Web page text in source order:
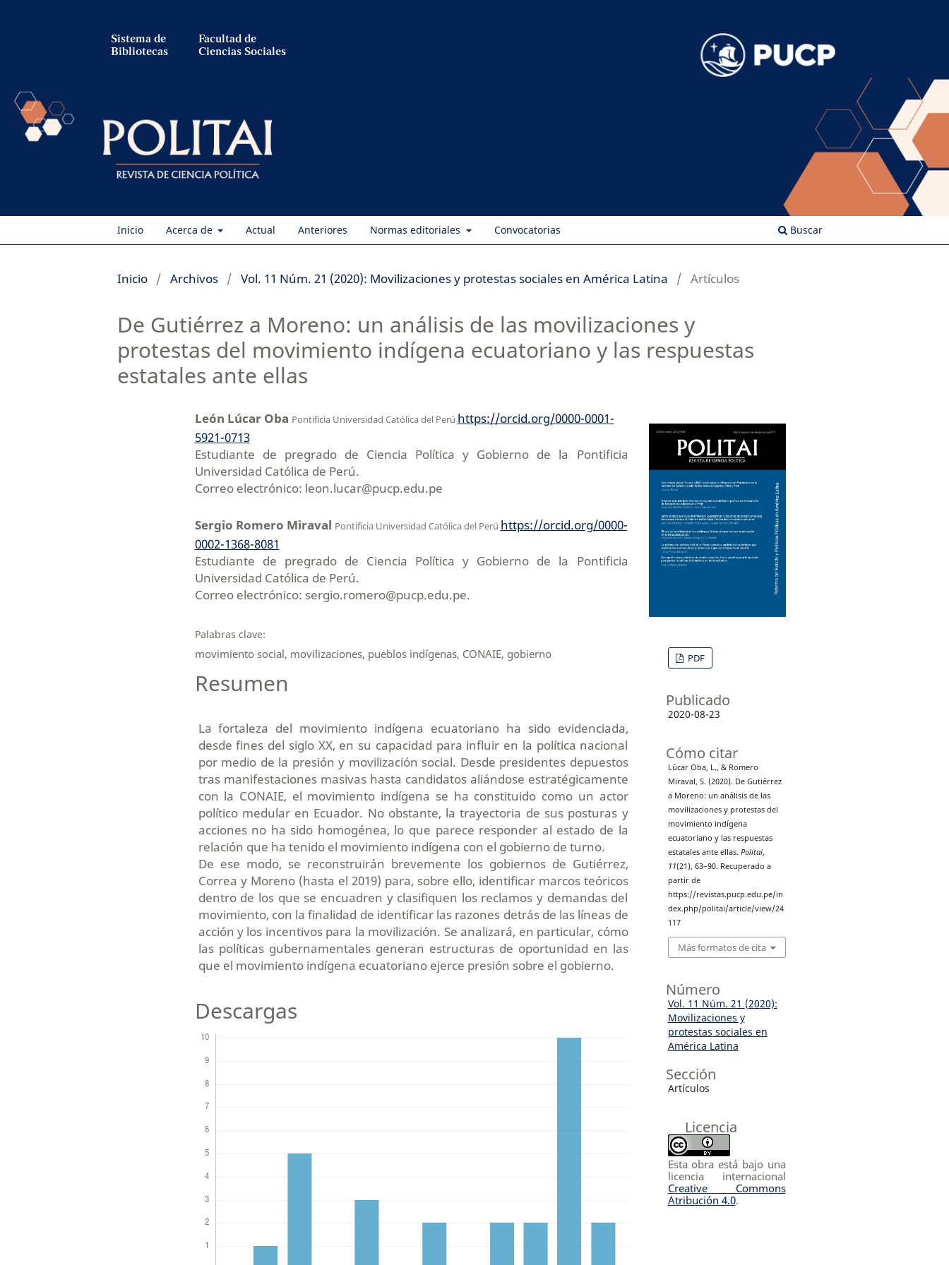
Sistema de
Bibliotecas
Facultad de
Ciencias Sociales
Inicio Acerca de Actual Anteriores Normas editoriales Convocatorias Buscar
Inicio / Archivos / Vol. 11 Núm. 21 (2020): Movilizaciones y protestas sociales en América Latina / Artículos
De Gutiérrez a Moreno: un análisis de las movilizaciones y
protestas del movimiento indígena ecuatoriano y las respuestas
estatales ante ellas
León Lúcar Oba Pontificia Universidad Católica del Perú https://orcid.org/0000-0001-
5921-0713
Estudiante de pregrado de Ciencia Política y Gobierno de la Pontificia
Universidad Católica de Perú.
Correo electrónico: leon.lucar@pucp.edu.pe
Sergio Romero Miraval Pontificia Universidad Católica del Perú https://orcid.org/0000-
0002-1368-8081
Estudiante de pregrado de Ciencia Política y Gobierno de la Pontificia
Universidad Católica de Perú.
Correo electrónico: sergio.romero@pucp.edu.pe.
Palabras clave:
movimiento social, movilizaciones, pueblos indígenas, CONAIE, gobierno
Resumen
La fortaleza del movimiento indígena ecuatoriano ha sido evidenciada,
desde fines del siglo XX, en su capacidad para influir en la política nacional
por medio de la presión y movilización social. Desde presidentes depuestos
tras manifestaciones masivas hasta candidatos aliándose estratégicamente
con la CONAIE, el movimiento indígena se ha constituido como un actor
político medular en Ecuador. No obstante, la trayectoria de sus posturas y
acciones no ha sido homogénea, lo que parece responder al estado de la
relación que ha tenido el movimiento indígena con el gobierno de turno.
De ese modo, se reconstruirán brevemente los gobiernos de Gutiérrez,
Correa y Moreno (hasta el 2019) para, sobre ello, identificar marcos teóricos
dentro de los que se encuadren y clasifiquen los reclamos y demandas del
movimiento, con la finalidad de identificar las razones detrás de las líneas de
acción y los incentivos para la movilización. Se analizará, en particular, cómo
las políticas gubernamentales generan estructuras de oportunidad en las
que el movimiento indígena ecuatoriano ejerce presión sobre el gobierno.
Descargas
PDF
Publicado
2020-08-23
Cómo citar
Lúcar Oba, L., & Romero
Miraval, S. (2020). De Gutiérrez
a Moreno: un análisis de las
movilizaciones y protestas del
movimiento indígena
ecuatoriano y las respuestas
estatales ante ellas. Politai,
11(21), 63–90. Recuperado a
partir de
https://revistas.pucp.edu.pe/in
dex.php/politai/article/view/24
117
Más formatos de cita
Número
Vol. 11 Núm. 21 (2020):
Movilizaciones y
protestas sociales en
América Latina
Sección
Artículos
Licencia
Esta obra está bajo una
licencia internacional
Creative Commons
Atribución 4.0.